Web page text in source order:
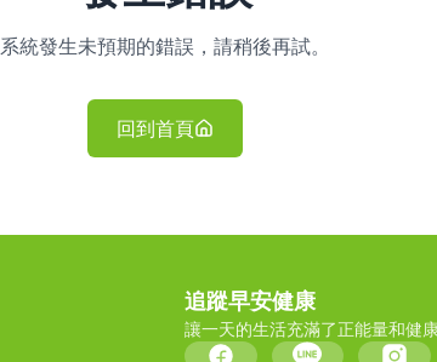
系統發生未預期的錯誤，請稍後再試。
回到首頁
追蹤早安健康
讓一天的生活充滿了正能量和健